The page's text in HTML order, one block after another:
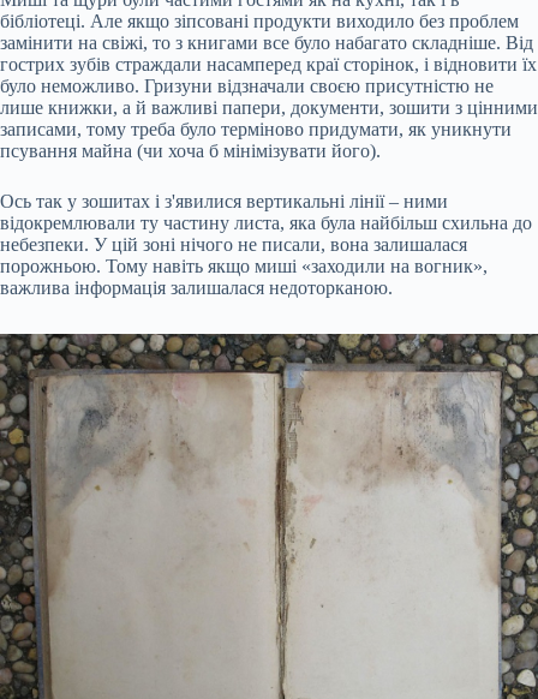
бібліотеці. Але якщо зіпсовані продукти виходило без проблем
замінити на свіжі, то з книгами все було набагато складніше. Від
гострих зубів страждали насамперед краї сторінок, і відновити їх
було неможливо. Гризуни відзначали своєю присутністю не
лише книжки, а й важливі папери, документи, зошити з цінними
записами, тому треба було терміново придумати, як уникнути
псування майна (чи хоча б мінімізувати його).
Ось так у зошитах і з'явилися вертикальні лінії – ними
відокремлювали ту частину листа, яка була найбільш схильна до
небезпеки. У цій зоні нічого не писали, вона залишалася
порожньою. Тому навіть якщо миші «заходили на вогник»,
важлива інформація залишалася недоторканою.